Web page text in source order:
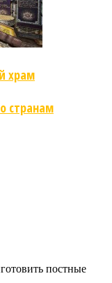
храм
странам
постные